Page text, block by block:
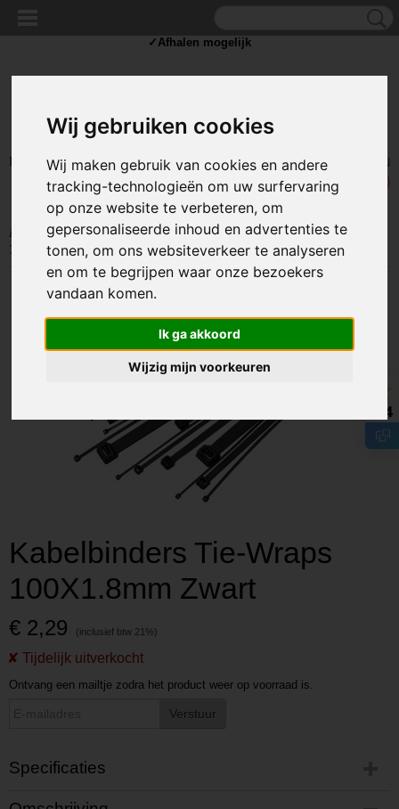
Wij gebruiken cookies
Wij maken gebruik van cookies en andere
tracking-technologieën om uw surfervaring
op onze website te verbeteren, om
gepersonaliseerde inhoud en advertenties te
tonen, om ons websiteverkeer te analyseren
en om te begrijpen waar onze bezoekers
vandaan komen.
Ik ga akkoord
Wijzig mijn voorkeuren
Inloggen Registreren
UW WINKELWAGEN
Geen producten
(0)
Home >TIE WRAP / KABELBINDER> Tie Wrap klein>Kabelbinders
Tie-Wraps 100X1.8mm Zwart
Kabelbinders Tie-Wraps
100X1.8mm Zwart
€ 2,29
Ontvang een mailtje zodra het product weer op voorraad is.
Verstuur
Specificaties
Productcode
✓Afhalen mogelijk
8.4